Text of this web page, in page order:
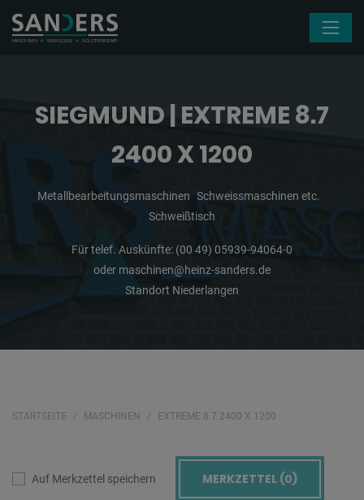
SIEGMUND | EXTREME 8.7
2400 X 1200
Metallbearbeitungsmaschinen Schweissmaschinen etc.
Schweißtisch
Für telef. Auskünfte: (00 49) 05939-94064-0
oder maschinen@heinz-sanders.de
Standort Niederlangen
STARTSEITE MASCHINEN EXTREME 8.7 2400 X 1200
Auf Merkzettel speichern MERKZETTEL (0)